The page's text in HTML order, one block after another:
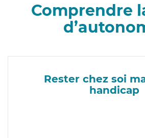
Comprendre
Rester chez soi
handicap